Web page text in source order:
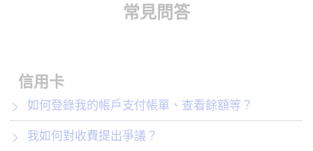
常見問答
信用卡
如何登錄我的帳戶支付帳單、查看餘額等？
我如何對收費提出爭議？